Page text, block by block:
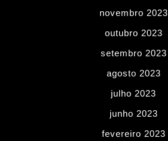
novembro 2023
outubro 2023
setembro 2023
agosto 2023
julho 2023
junho 2023
fevereiro 2023